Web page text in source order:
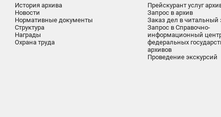
История архива
Новости
Нормативные документы
Структура
Награды
Охрана труда
Прейскурант услуг
Запрос в архив
Заказ дел в читальный
Запрос в Справочно-
информационный
федеральных
архивов
Проведение экскурсий